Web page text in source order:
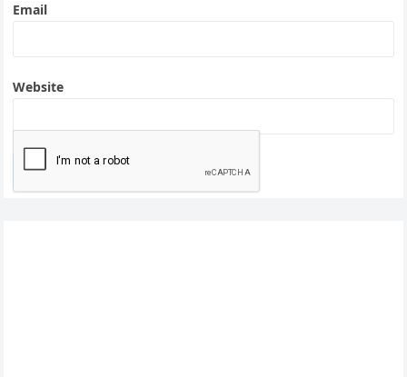
Email
Website